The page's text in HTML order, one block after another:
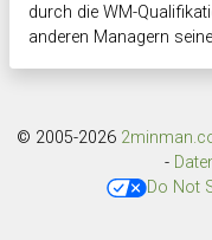
durch die WM-
anderen Managern
© 2005-2026
-
Do Not